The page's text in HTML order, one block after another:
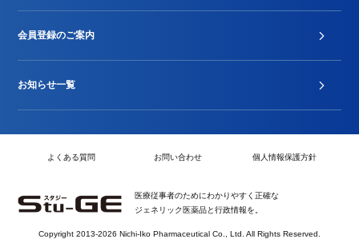
2024年度新設項目届出状況
会員登録のご案内
お知らせ一覧
よくある質問 お問い合わせ 個人情報保護方針
医療従事者のためにわかりやすく正確な
ジェネリック医薬品と行政情報を。
Copyright 2013-2026 Nichi-Iko Pharmaceutical Co., Ltd. All Rights Reserved.